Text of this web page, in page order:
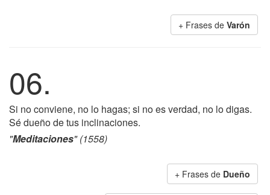
+ Frases de Varón
06.
Si no conviene, no lo hagas; si no es verdad, no lo digas.
Sé dueño de tus inclinaciones.
"Meditaciones" (1558)
+ Frases de Dueño